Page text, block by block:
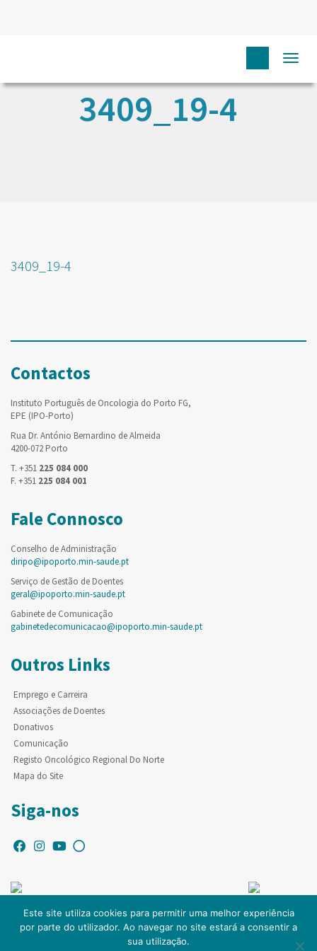
3409_19-4
3409_19-4
Contactos
Instituto Português de Oncologia do Porto FG,
EPE (IPO-Porto)
Rua Dr. António Bernardino de Almeida
4200-072 Porto
T. +351 225 084 000
F. +351 225 084 001
Fale Connosco
Conselho de Administração
diripo@ipoporto.min-saude.pt
Serviço de Gestão de Doentes
geral@ipoporto.min-saude.pt
Gabinete de Comunicação
gabinetedecomunicacao@ipoporto.min-saude.pt
Outros Links
Emprego e Carreira
Associações de Doentes
Donativos
Comunicação
Registo Oncológico Regional Do Norte
Mapa do Site
Siga-nos
© Copyright IPO-PORTO. Todos os direitos reservados.
Este site utiliza cookies para permitir uma melhor experiência
por parte do utilizador. Ao navegar no site estará a consentir a
sua utilização.